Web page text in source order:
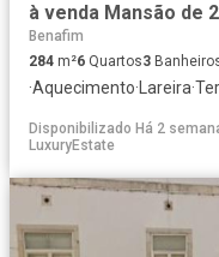
Benafim
284 m²6 Quartos3
·Aquecimento· Lareira·
Disponibilizado Há 2
LuxuryEstate